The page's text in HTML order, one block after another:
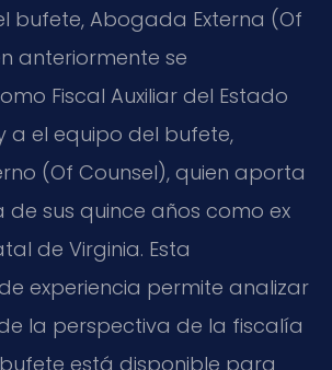
bufete, Abogada Externa (Of
anteriormente se
Fiscal Auxiliar del Estado
a el equipo del bufete,
(Of Counsel), quien aporta
sus quince años como ex
de Virginia. Esta
experiencia permite analizar
la perspectiva de la fiscalía
está disponible para